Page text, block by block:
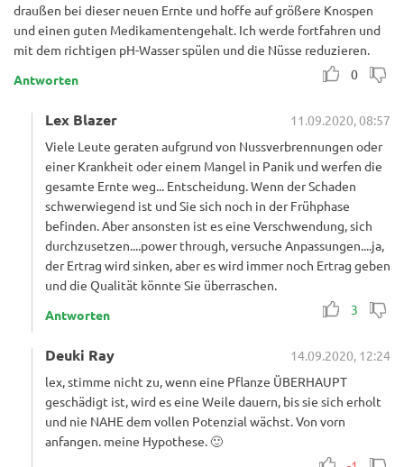
draußen bei dieser neuen Ernte und hoffe auf größere Knospen
und einen guten Medikamentengehalt. Ich werde fortfahren und
mit dem richtigen pH-Wasser spülen und die Nüsse reduzieren.
0
Antworten
Lex Blazer
11.09.2020, 08:57
Viele Leute geraten aufgrund von Nussverbrennungen oder
einer Krankheit oder einem Mangel in Panik und werfen die
gesamte Ernte weg... Entscheidung. Wenn der Schaden
schwerwiegend ist und Sie sich noch in der Frühphase
befinden. Aber ansonsten ist es eine Verschwendung, sich
durchzusetzen....power through, versuche Anpassungen....ja,
der Ertrag wird sinken, aber es wird immer noch Ertrag geben
und die Qualität könnte Sie überraschen.
3
Antworten
Deuki Ray
14.09.2020, 12:24
lex, stimme nicht zu, wenn eine Pflanze ÜBERHAUPT
geschädigt ist, wird es eine Weile dauern, bis sie sich erholt
und nie NAHE dem vollen Potenzial wächst. Von vorn
anfangen. meine Hypothese. 🙂